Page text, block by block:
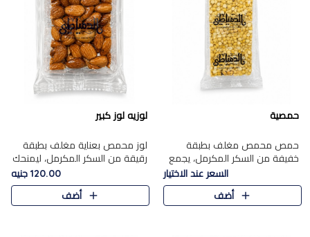
حمصية
حمص محمص مغلف بطبقة
خفيفة من السكر المكرمل، يجمع
بين القرمشة المميزة والطعم
الشرقي الأصيل في واحدة من أشهر
حلويات الموسم.
السعر عند الاختيار
أضف
لوزيه لوز كبير
لوز محمص بعناية مغلف بطبقة
رقيقة من السكر المكرمل، ليمنحك
قرمشة راقية ونكهة غنية تبرز
فخامة اللوز في كل قطعة.
120.00 جنيه
أضف